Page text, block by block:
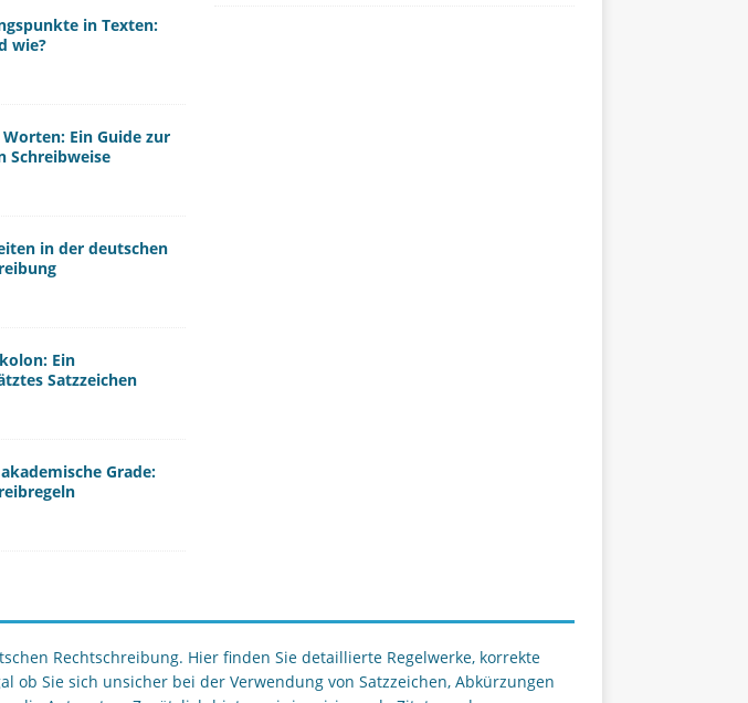
in Texten:
wie?
Ein Guide zur
Schreibweise
in der deutschen
Ein
Satzzeichen
Grade:
Rechtschreibung. Hier finden Sie detaillierte Regelwerke, korrekte
Sie sich unsicher bei der Verwendung von Satzzeichen, Abkürzungen